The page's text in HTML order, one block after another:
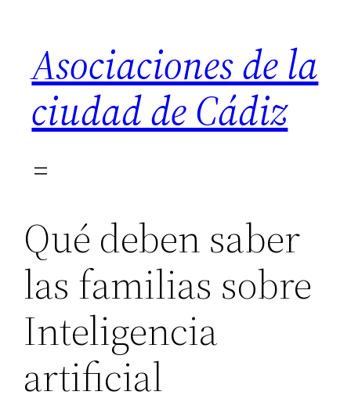
contenido
Asociaciones de la
ciudad de Cádiz
Qué deben saber
las familias sobre
Inteligencia
artificial